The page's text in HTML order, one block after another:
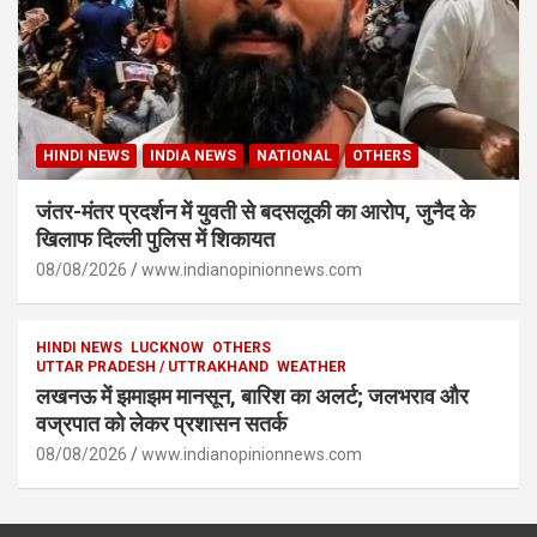
HINDI NEWS INDIA NEWS NATIONAL OTHERS
जंतर-मंतर प्रदर्शन में युवती से बदसलूकी का आरोप, जुनैद के
खिलाफ दिल्ली पुलिस में शिकायत
08/08/2026 www.indianopinionnews.com
HINDI NEWS LUCKNOW OTHERS
UTTAR PRADESH / UTTRAKHAND WEATHER
लखनऊ में झमाझम मानसून, बारिश का अलर्ट; जलभराव और
वज्रपात को लेकर प्रशासन सतर्क
08/08/2026 www.indianopinionnews.com